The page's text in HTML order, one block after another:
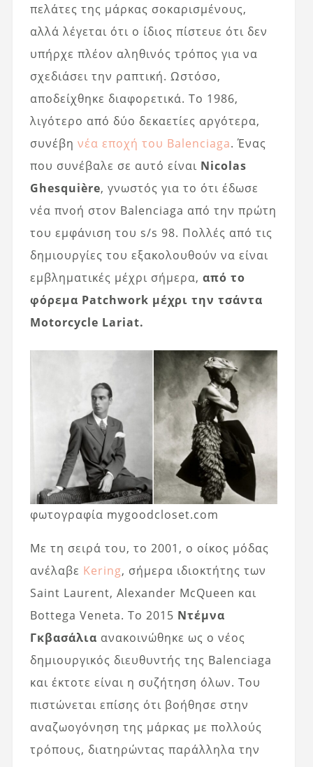
πελάτες της μάρκας σοκαρισμένους,
αλλά λέγεται ότι ο ίδιος πίστευε ότι δεν
υπήρχε πλέον αληθινός τρόπος για να
σχεδιάσει την ραπτική. Ωστόσο,
αποδείχθηκε διαφορετικά. Το 1986,
λιγότερο από δύο δεκαετίες αργότερα,
συνέβη νέα εποχή του Balenciaga. Ένας
που συνέβαλε σε αυτό είναι Nicolas
Ghesquière, γνωστός για το ότι έδωσε
νέα πνοή στον Balenciaga από την πρώτη
του εμφάνιση του s/s 98. Πολλές από τις
δημιουργίες του εξακολουθούν να είναι
εμβληματικές μέχρι σήμερα, από το
φόρεμα Patchwork μέχρι την τσάντα
Motorcycle Lariat.
φωτογραφία mygoodcloset.com
Με τη σειρά του, το 2001, ο οίκος μόδας
ανέλαβε Kering, σήμερα ιδιοκτήτης των
Saint Laurent, Alexander McQueen και
Bottega Veneta. Το 2015 Ντέμνα
Γκβασάλια ανακοινώθηκε ως ο νέος
δημιουργικός διευθυντής της Balenciaga
και έκτοτε είναι η συζήτηση όλων. Του
πιστώνεται επίσης ότι βοήθησε στην
αναζωογόνηση της μάρκας με πολλούς
τρόπους, διατηρώντας παράλληλα την